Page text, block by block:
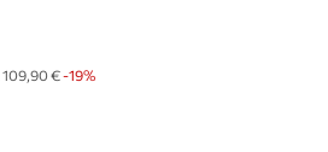
109,90 € -19%